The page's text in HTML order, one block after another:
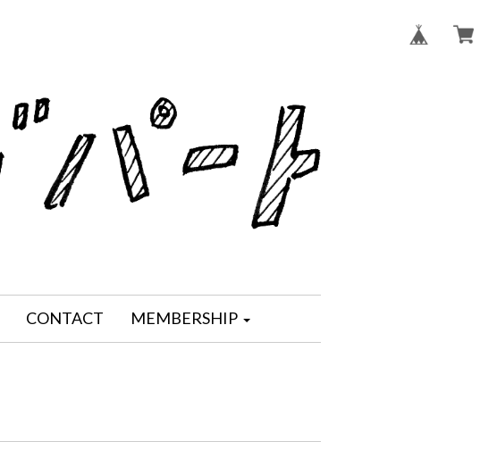
CONTACT MEMBERSHIP